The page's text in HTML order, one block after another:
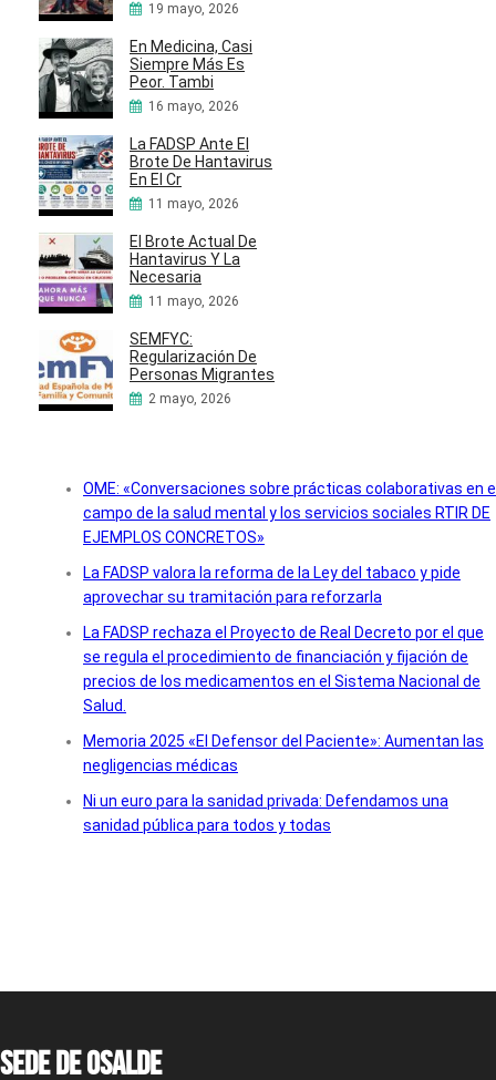
19 mayo, 2026
En Medicina, Casi
Siempre Más Es
Peor. Tambi
16 mayo, 2026
La FADSP Ante El
Brote De Hantavirus
En El Cr
11 mayo, 2026
El Brote Actual De
Hantavirus Y La
Necesaria
11 mayo, 2026
SEMFYC:
Regularización De
Personas Migrantes
2 mayo, 2026
OME: «Conversaciones sobre prácticas colaborativas en
campo de la salud mental y los servicios sociales RTIR DE
EJEMPLOS CONCRETOS»
La FADSP valora la reforma de la Ley del tabaco y pide
aprovechar su tramitación para reforzarla
La FADSP rechaza el Proyecto de Real Decreto por el que
se regula el procedimiento de financiación y fijación de
precios de los medicamentos en el Sistema Nacional de
Salud.
Memoria 2025 «El Defensor del Paciente»: Aumentan las
negligencias médicas
Ni un euro para la sanidad privada: Defendamos una
sanidad pública para todos y todas
Sede de OSALDE